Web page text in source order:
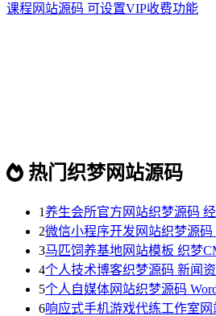
课程网站源码 可设置VIP收费功能
热门织梦网站源码
1养生会所官方网站织梦源码
2微信小程序开发网站织梦源
3马匹饲养基地网站模板 织梦
4个人技术博客织梦源码 新闻
5个人自媒体网站织梦源码
6响应式手机游戏代练工作室